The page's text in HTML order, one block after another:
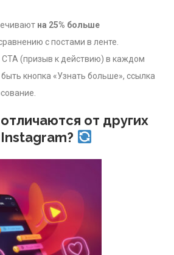
на 25% больше
с постами в ленте.
(призыв к действию) в каждом
кнопка «Узнать больше», ссылка
от других